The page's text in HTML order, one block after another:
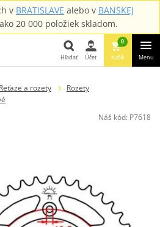
v BRATISLAVE alebo v BANSKEJ
20 000 položiek skladom.
Hľadať Účet
0
Košík Menu
Reťaze a rozety
Rozety
Náš kód: P7618